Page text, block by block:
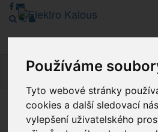
Používáme
Tyto webové stránky
cookies a další sledovací
vylepšení uživatelského
Vážení zákazníci, v tuto chvíli je
režimu Katalogu. Objednávky on-